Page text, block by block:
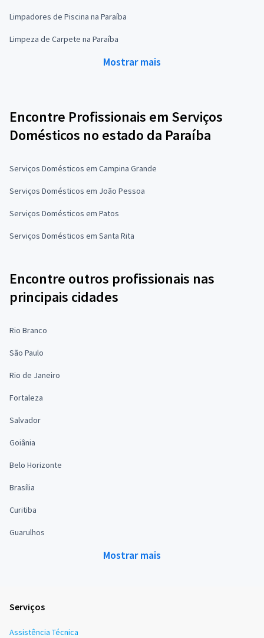
Limpadores de Piscina na Paraíba
Limpeza de Carpete na Paraíba
Mostrar mais
Encontre Profissionais em Serviços
Domésticos no estado da Paraíba
Serviços Domésticos em Campina Grande
Serviços Domésticos em João Pessoa
Serviços Domésticos em Patos
Serviços Domésticos em Santa Rita
Encontre outros profissionais nas
principais cidades
Rio Branco
São Paulo
Rio de Janeiro
Fortaleza
Salvador
Goiânia
Belo Horizonte
Brasília
Curitiba
Guarulhos
Mostrar mais
Serviços
Assistência Técnica